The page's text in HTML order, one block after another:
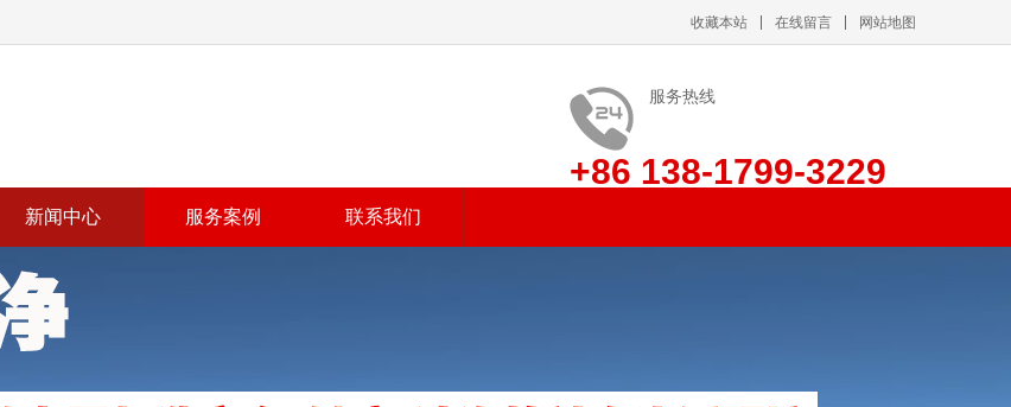
收藏本站 在线留言 网站地图
服务热线
+86 138-1799-3229
新闻中心 服务案例 联系我们